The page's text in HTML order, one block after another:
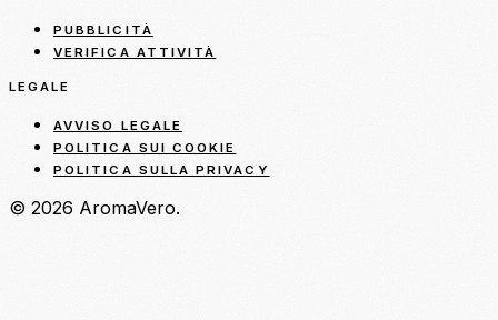
PUBBLICITÀ
VERIFICA ATTIVITÀ
LEGALE
AVVISO LEGALE
POLITICA SUI COOKIE
POLITICA SULLA PRIVACY
© 2026 AromaVero.